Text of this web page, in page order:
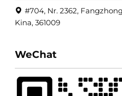
#704, Nr. 2362,
Kina, 361009
WeChat